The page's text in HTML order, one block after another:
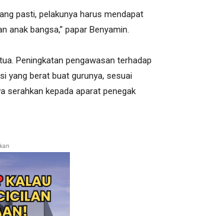
pasti, pelakunya harus mendapat
anak bangsa,” papar Benyamin.
Peningkatan pengawasan terhadap
yang berat buat gurunya, sesuai
serahkan kepada aparat penegak